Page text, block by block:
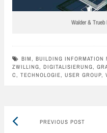
Walder &
BIM, BUILDING INFORMATION
ZWILLING, DIGITALISIERUNG,
C, TECHNOLOGIE, USER GROUP,
Post
PREVIOUS POSTPrevious